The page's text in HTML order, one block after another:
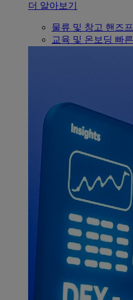
더 알아보기
물류 및 창고 핸즈
교육 및 온보딩 빠